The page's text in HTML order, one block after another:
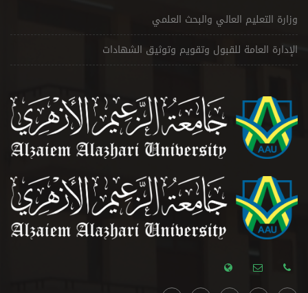
وزارة التعليم العالي والبحث العلمي
الإدارة العامة للقبول وتقويم وتوثيق الشهادات